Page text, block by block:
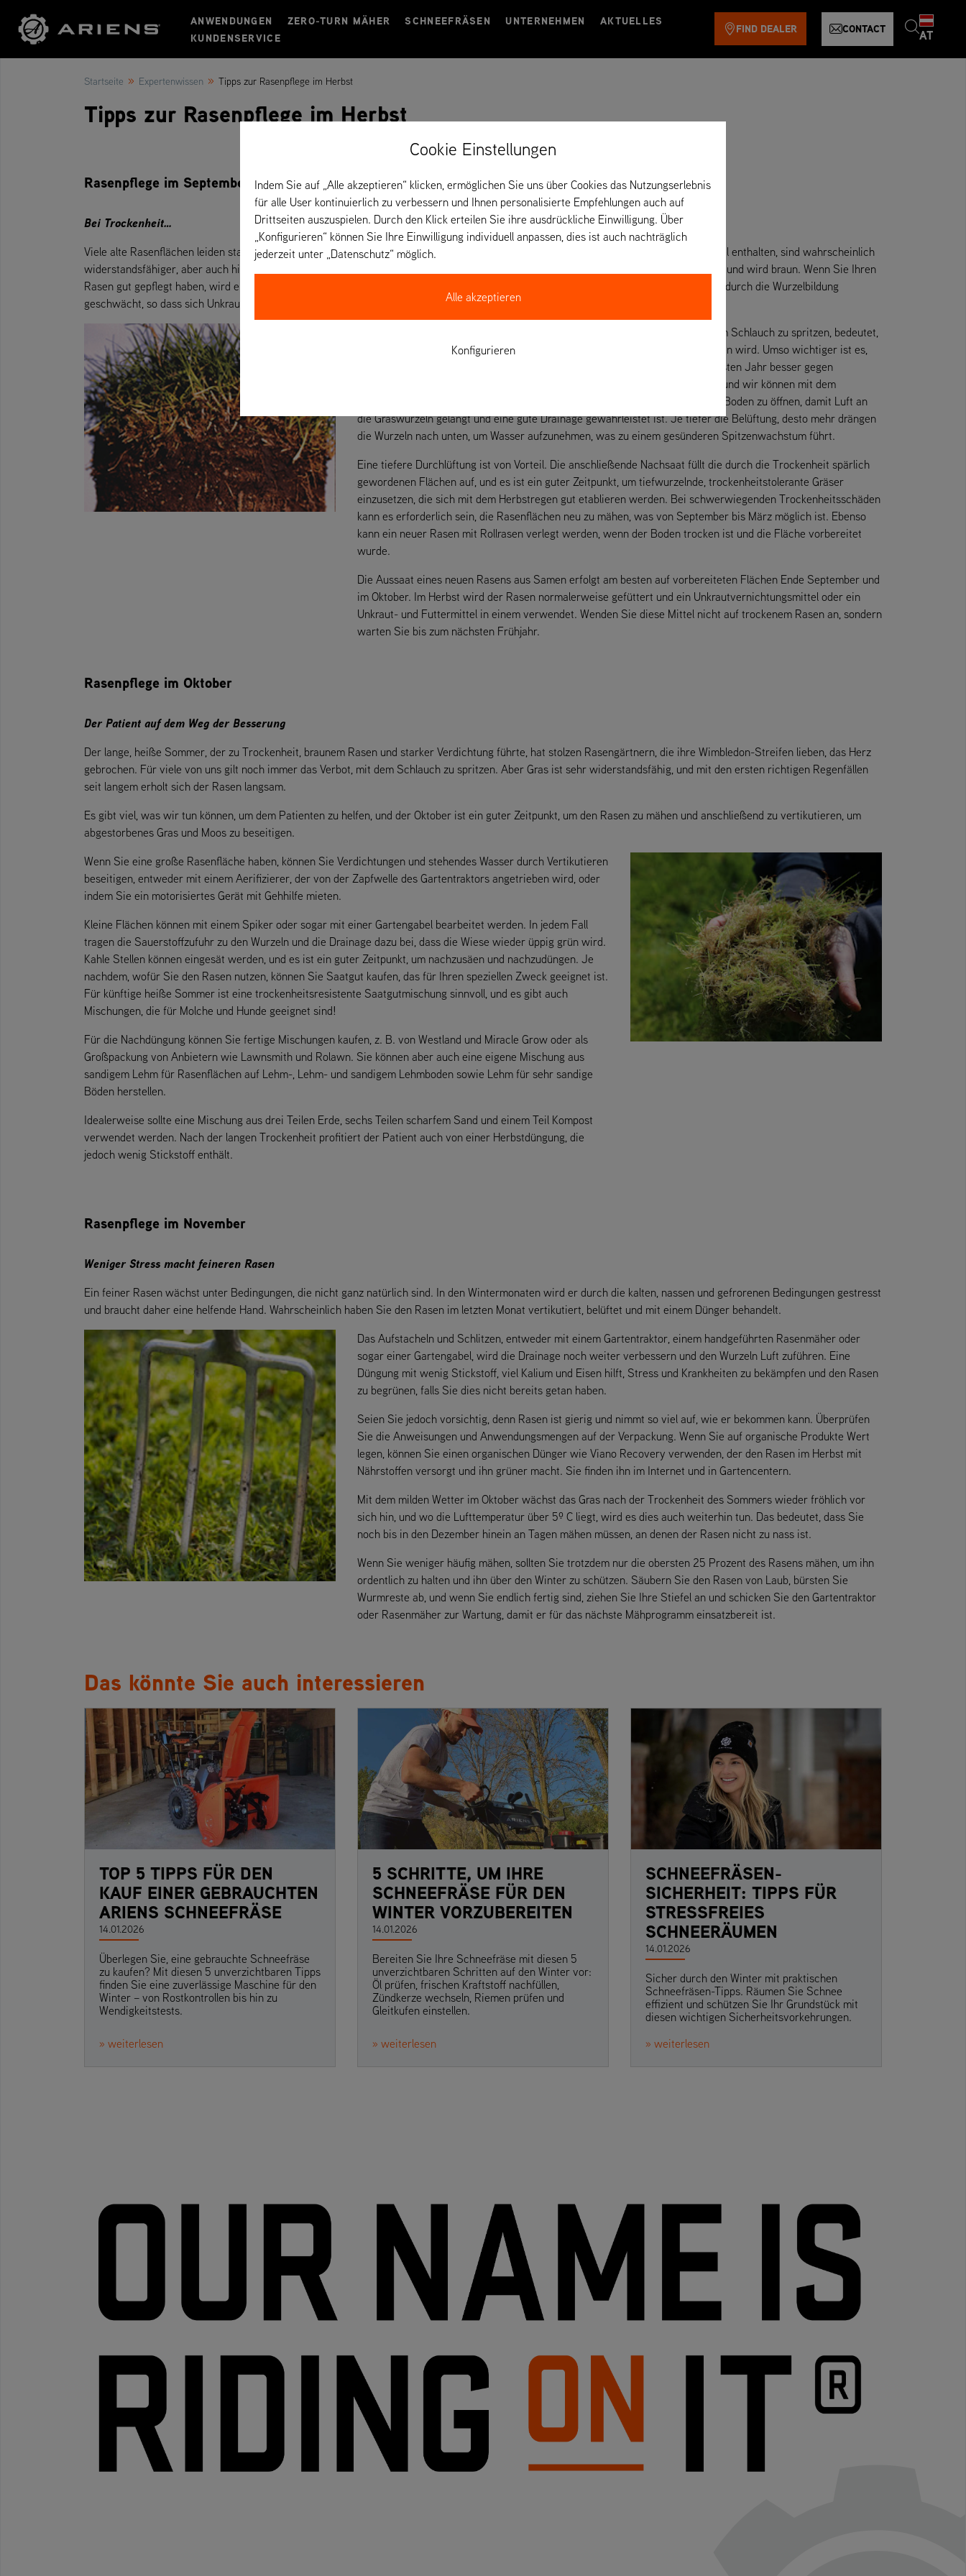
ANWENDUNGEN ZERO-TURN MÄHER SCHNEEFRÄSEN UNTERNEHMEN
AKTUELLES
KUNDENSERVICE
FIND DEALER CONTACT AT
Startseite » Expertenwissen » Tipps zur Rasenpflege im Herbst
Tipps zur Rasenpflege im Herbst
Rasenpflege im September
Bei Trockenheit…
Viele alte Rasenflächen leiden stark unter der Trockenheit, vor allem Zierrasen mit feinen, gebogenen Gräsern. Diejenigen, die Schwingel enthalten, sind wahrscheinlich
widerstandsfähiger, aber auch hier gilt: Sobald die obersten 10 cm des Bodens ausgetrocknet sind, kann das Gras aufhören zu wachsen und wird braun. Wenn Sie Ihren
Rasen gut gepflegt haben, wird er sich in der Regel mit dem Herbstregen schnell erholen. Ein nicht so gut gepflegter Rasen wird jedoch durch die Wurzelbildung
geschwächt, so dass sich Unkraut und Moos etablieren können, sobald es häufig regnet.
Unsere Sommer werden immer heißer und trockener, und das Verbot, mit dem Schlauch zu spritzen, bedeutet,
dass wir den Rasen nicht mehr bewässern können, so dass er noch mehr leiden wird. Umso wichtiger ist es,
den Rasen zu jeder Jahreszeit zu pflegen, damit er gesund bleibt und im nächsten Jahr besser gegen
Trockenheit gewappnet ist. Jetzt ist es an der Zeit, den Rasen zu reparieren, und wir können mit dem
Vertikutieren und Belüften beginnen, um die Grasnarbe zu beseitigen und den Boden zu öffnen, damit Luft an
die Graswurzeln gelangt und eine gute Drainage gewährleistet ist. Je tiefer die Belüftung, desto mehr drängen
die Wurzeln nach unten, um Wasser aufzunehmen, was zu einem gesünderen Spitzenwachstum führt.
Eine tiefere Durchlüftung ist von Vorteil. Die anschließende Nachsaat füllt die durch die Trockenheit spärlich
gewordenen Flächen auf, und es ist ein guter Zeitpunkt, um tiefwurzelnde, trockenheitstolerante Gräser
einzusetzen, die sich mit dem Herbstregen gut etablieren werden. Bei schwerwiegenden Trockenheitsschäden
kann es erforderlich sein, die Rasenflächen neu zu mähen, was von September bis März möglich ist. Ebenso
kann ein neuer Rasen mit Rollrasen verlegt werden, wenn der Boden trocken ist und die Fläche vorbereitet
wurde.
Die Aussaat eines neuen Rasens aus Samen erfolgt am besten auf vorbereiteten Flächen Ende September und
im Oktober. Im Herbst wird der Rasen normalerweise gefüttert und ein Unkrautvernichtungsmittel oder ein
Unkraut- und Futtermittel in einem verwendet. Wenden Sie diese Mittel nicht auf trockenem Rasen an, sondern
warten Sie bis zum nächsten Frühjahr.
Rasenpflege im Oktober
Der Patient auf dem Weg der Besserung
Der lange, heiße Sommer, der zu Trockenheit, braunem Rasen und starker Verdichtung führte, hat stolzen Rasengärtnern, die ihre Wimbledon-Streifen lieben, das Herz
gebrochen. Für viele von uns gilt noch immer das Verbot, mit dem Schlauch zu spritzen. Aber Gras ist sehr widerstandsfähig, und mit den ersten richtigen Regenfällen
seit langem erholt sich der Rasen langsam.
Es gibt viel, was wir tun können, um dem Patienten zu helfen, und der Oktober ist ein guter Zeitpunkt, um den Rasen zu mähen und anschließend zu vertikutieren, um
abgestorbenes Gras und Moos zu beseitigen.
Wenn Sie eine große Rasenfläche haben, können Sie Verdichtungen und stehendes Wasser durch Vertikutieren
beseitigen, entweder mit einem Aerifizierer, der von der Zapfwelle des Gartentraktors angetrieben wird, oder
indem Sie ein motorisiertes Gerät mit Gehhilfe mieten.
Kleine Flächen können mit einem Spiker oder sogar mit einer Gartengabel bearbeitet werden. In jedem Fall
tragen die Sauerstoffzufuhr zu den Wurzeln und die Drainage dazu bei, dass die Wiese wieder üppig grün wird.
Kahle Stellen können eingesät werden, und es ist ein guter Zeitpunkt, um nachzusäen und nachzudüngen. Je
nachdem, wofür Sie den Rasen nutzen, können Sie Saatgut kaufen, das für Ihren speziellen Zweck geeignet ist.
Für künftige heiße Sommer ist eine trockenheitsresistente Saatgutmischung sinnvoll, und es gibt auch
Mischungen, die für Molche und Hunde geeignet sind!
Für die Nachdüngung können Sie fertige Mischungen kaufen, z. B. von Westland und Miracle Grow oder als
Großpackung von Anbietern wie Lawnsmith und Rolawn. Sie können aber auch eine eigene Mischung aus
sandigem Lehm für Rasenflächen auf Lehm-, Lehm- und sandigem Lehmboden sowie Lehm für sehr sandige
Böden herstellen.
Idealerweise sollte eine Mischung aus drei Teilen Erde, sechs Teilen scharfem Sand und einem Teil Kompost
verwendet werden. Nach der langen Trockenheit profitiert der Patient auch von einer Herbstdüngung, die
jedoch wenig Stickstoff enthält.
Rasenpflege im November
Weniger Stress macht feineren Rasen
Ein feiner Rasen wächst unter Bedingungen, die nicht ganz natürlich sind. In den Wintermonaten wird er durch die kalten, nassen und gefrorenen Bedingungen gestresst
und braucht daher eine helfende Hand. Wahrscheinlich haben Sie den Rasen im letzten Monat vertikutiert, belüftet und mit einem Dünger behandelt.
Das Aufstacheln und Schlitzen, entweder mit einem Gartentraktor, einem handgeführten Rasenmäher oder
sogar einer Gartengabel, wird die Drainage noch weiter verbessern und den Wurzeln Luft zuführen. Eine
Düngung mit wenig Stickstoff, viel Kalium und Eisen hilft, Stress und Krankheiten zu bekämpfen und den Rasen
zu begrünen, falls Sie dies nicht bereits getan haben.
Seien Sie jedoch vorsichtig, denn Rasen ist gierig und nimmt so viel auf, wie er bekommen kann. Überprüfen
Sie die Anweisungen und Anwendungsmengen auf der Verpackung. Wenn Sie auf organische Produkte Wert
legen, können Sie einen organischen Dünger wie Viano Recovery verwenden, der den Rasen im Herbst mit
Nährstoffen versorgt und ihn grüner macht. Sie finden ihn im Internet und in Gartencentern.
Mit dem milden Wetter im Oktober wächst das Gras nach der Trockenheit des Sommers wieder fröhlich vor
sich hin, und wo die Lufttemperatur über 5º C liegt, wird es dies auch weiterhin tun. Das bedeutet, dass Sie
noch bis in den Dezember hinein an Tagen mähen müssen, an denen der Rasen nicht zu nass ist.
Wenn Sie weniger häufig mähen, sollten Sie trotzdem nur die obersten 25 Prozent des Rasens mähen, um ihn
ordentlich zu halten und ihn über den Winter zu schützen. Säubern Sie den Rasen von Laub, bürsten Sie
Wurmreste ab, und wenn Sie endlich fertig sind, ziehen Sie Ihre Stiefel an und schicken Sie den Gartentraktor
oder Rasenmäher zur Wartung, damit er für das nächste Mähprogramm einsatzbereit ist.
Das könnte Sie auch interessieren
TOP 5 TIPPS FÜR DEN
KAUF EINER GEBRAUCHTEN
ARIENS SCHNEEFRÄSE
14.01.2026
Überlegen Sie, eine gebrauchte Schneefräse
zu kaufen? Mit diesen 5 unverzichtbaren Tipps
finden Sie eine zuverlässige Maschine für den
Winter – von Rostkontrollen bis hin zu
Wendigkeitstests.
» weiterlesen
5 SCHRITTE, UM IHRE
SCHNEEFRÄSE FÜR DEN
WINTER VORZUBEREITEN
14.01.2026
Bereiten Sie Ihre Schneefräse mit diesen 5
unverzichtbaren Schritten auf den Winter vor:
Öl prüfen, frischen Kraftstoff nachfüllen,
Zündkerze wechseln, Riemen prüfen und
Gleitkufen einstellen.
» weiterlesen
SCHNEEFRÄSEN-
SICHERHEIT: TIPPS FÜR
STRESSFREIES
SCHNEERÄUMEN
14.01.2026
Sicher durch den Winter mit praktischen
Schneefräsen-Tipps. Räumen Sie Schnee
effizient und schützen Sie Ihr Grundstück mit
diesen wichtigen Sicherheitsvorkehrungen.
» weiterlesen
Cookie Einstellungen
Indem Sie auf „Alle akzeptieren“ klicken, ermöglichen Sie uns über Cookies das Nutzungserlebnis
für alle User kontinuierlich zu verbessern und Ihnen personalisierte Empfehlungen auch auf
Drittseiten auszuspielen. Durch den Klick erteilen Sie ihre ausdrückliche Einwilligung. Über
„Konfigurieren“ können Sie Ihre Einwilligung individuell anpassen, dies ist auch nachträglich
jederzeit unter „Datenschutz“ möglich.
Alle akzeptieren
Konfigurieren